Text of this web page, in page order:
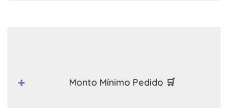
Monto Mínimo Pedido 🛒